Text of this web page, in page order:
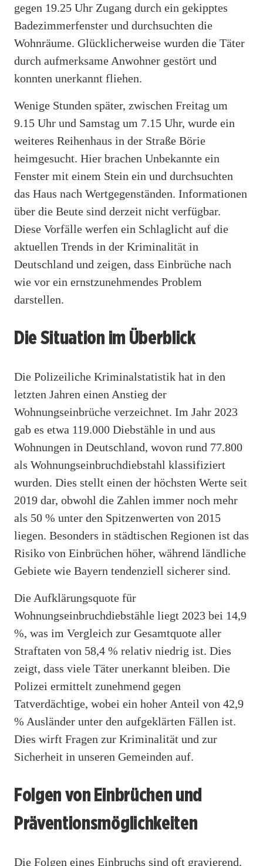
gegen 19.25 Uhr Zugang durch ein gekipptes
Badezimmerfenster und durchsuchten die
Wohnräume. Glücklicherweise wurden die Täter
durch aufmerksame Anwohner gestört und
konnten unerkannt fliehen.
Wenige Stunden später, zwischen Freitag um
9.15 Uhr und Samstag um 7.15 Uhr, wurde ein
weiteres Reihenhaus in der Straße Börie
heimgesucht. Hier brachen Unbekannte ein
Fenster mit einem Stein ein und durchsuchten
das Haus nach Wertgegenständen. Informationen
über die Beute sind derzeit nicht verfügbar.
Diese Vorfälle werfen ein Schlaglicht auf die
aktuellen Trends in der Kriminalität in
Deutschland und zeigen, dass Einbrüche nach
wie vor ein ernstzunehmendes Problem
darstellen.
Die Situation im Überblick
Die Polizeiliche Kriminalstatistik hat in den
letzten Jahren einen Anstieg der
Wohnungseinbrüche verzeichnet. Im Jahr 2023
gab es etwa 119.000 Diebstähle in und aus
Wohnungen in Deutschland, wovon rund 77.800
als Wohnungseinbruchdiebstahl klassifiziert
wurden. Dies stellt einen der höchsten Werte seit
2019 dar, obwohl die Zahlen immer noch mehr
als 50 % unter den Spitzenwerten von 2015
liegen. Besonders in städtischen Regionen ist das
Risiko von Einbrüchen höher, während ländliche
Gebiete wie Bayern tendenziell sicherer sind.
Die Aufklärungsquote für
Wohnungseinbruchdiebstähle liegt 2023 bei 14,9
%, was im Vergleich zur Gesamtquote aller
Straftaten von 58,4 % relativ niedrig ist. Dies
zeigt, dass viele Täter unerkannt bleiben. Die
Polizei ermittelt zunehmend gegen
Tatverdächtige, wobei ein hoher Anteil von 42,9
% Ausländer unter den aufgeklärten Fällen ist.
Dies wirft Fragen zur Kriminalität und zur
Sicherheit in unseren Gemeinden auf.
Folgen von Einbrüchen und
Präventionsmöglichkeiten
Die Folgen eines Einbruchs sind oft gravierend.